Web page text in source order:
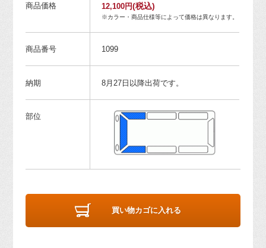
商品価格 12,100円(税込)
※カラー・商品仕様等によって価格は異なります。
商品番号 1099
納期 8月27日以降出荷です。
部位
買い物カゴに入れる